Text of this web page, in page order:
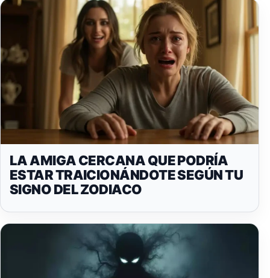
LA AMIGA CERCANA QUE PODRÍA
ESTAR TRAICIONÁNDOTE SEGÚN TU
SIGNO DEL ZODIACO